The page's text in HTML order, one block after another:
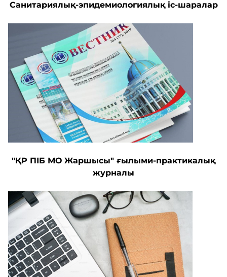
Санитариялық-эпидемиологиялық іс-шаралар
"ҚР ПІБ МО Жаршысы" ғылыми-практикалық
журналы